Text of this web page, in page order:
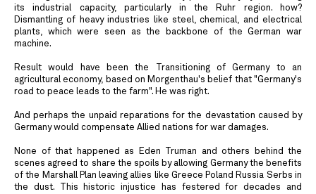
its industrial capacity, particularly in the Ruhr region. how?
Dismantling of heavy industries like steel, chemical, and electrical
plants, which were seen as the backbone of the German war
machine.
Result would have been the Transitioning of Germany to an
agricultural economy, based on Morgenthau's belief that "Germany's
road to peace leads to the farm". He was right.
And perhaps the unpaid reparations for the devastation caused by
Germany would compensate Allied nations for war damages.
None of that happened as Eden Truman and others behind the
scenes agreed to share the spoils by allowing Germany the benefits
of the Marshall Plan leaving allies like Greece Poland Russia Serbs in
the dust. This historic injustice has festered for decades and